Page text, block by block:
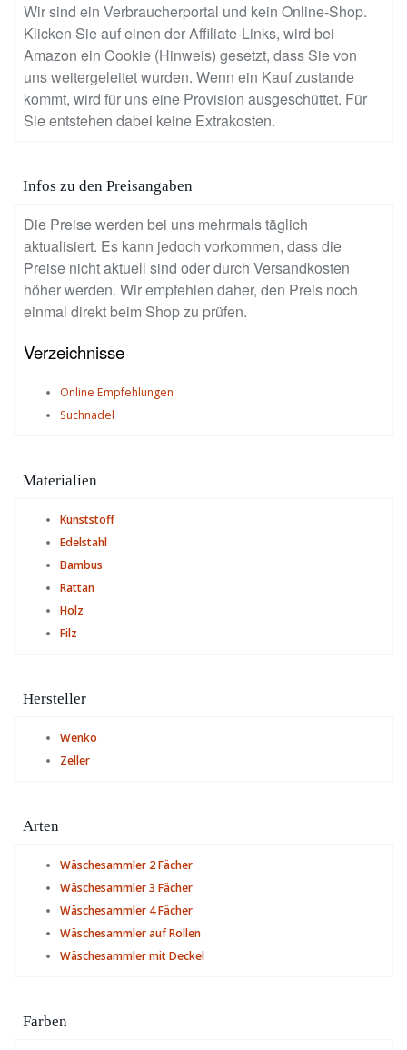
Wir sind ein Verbraucherportal und kein Online-Shop.
Klicken Sie auf einen der Affiliate-Links, wird bei
Amazon ein Cookie (Hinweis) gesetzt, dass Sie von
uns weitergeleitet wurden. Wenn ein Kauf zustande
kommt, wird für uns eine Provision ausgeschüttet. Für
Sie entstehen dabei keine Extrakosten.
Infos zu den Preisangaben
Die Preise werden bei uns mehrmals täglich
aktualisiert. Es kann jedoch vorkommen, dass die
Preise nicht aktuell sind oder durch Versandkosten
höher werden. Wir empfehlen daher, den Preis noch
einmal direkt beim Shop zu prüfen.
Verzeichnisse
Online Empfehlungen
Suchnadel
Materialien
Kunststoff
Edelstahl
Bambus
Rattan
Holz
Filz
Hersteller
Wenko
Zeller
Arten
Wäschesammler 2 Fächer
Wäschesammler 3 Fächer
Wäschesammler 4 Fächer
Wäschesammler auf Rollen
Wäschesammler mit Deckel
Farben